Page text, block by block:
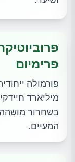
פרימיום
מיליארד
בשחרור
המעיים.